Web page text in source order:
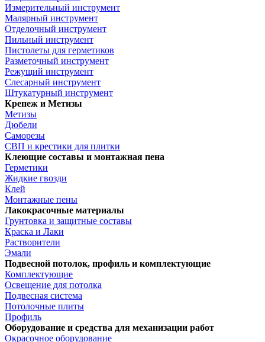
Измерительный инструмент
Малярный инструмент
Отделочный инструмент
Пильный инструмент
Пистолеты для герметиков
Разметочный инструмент
Режущий инструмент
Слесарный инструмент
Штукатурный инструмент
Крепеж и Метизы
Метизы
Дюбели
Саморезы
СВП и крестики для плитки
Клеющие составы и монтажная пена
Герметики
Жидкие гвозди
Клей
Монтажные пены
Лакокрасочные материалы
Грунтовка и защитные составы
Краска и Лаки
Растворители
Эмали
Подвесной потолок, профиль и комплектующие
Комплектующие
Освещение для потолка
Подвесная система
Потолочные плиты
Профиль
Оборудование и средства для механизации работ
Окрасочное оборудование